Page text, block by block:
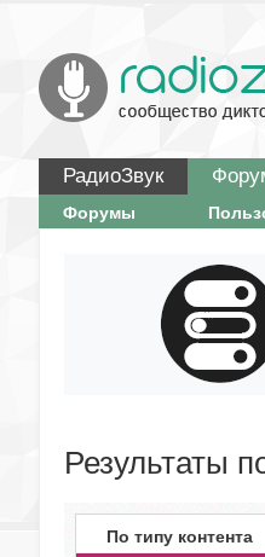
РадиоЗвук
Форумы
Результаты
По типу контента